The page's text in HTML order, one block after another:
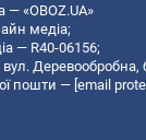
— «OBOZ.UA»
медіа;
— R40-06156;
Деревообробна,
пошти — [email